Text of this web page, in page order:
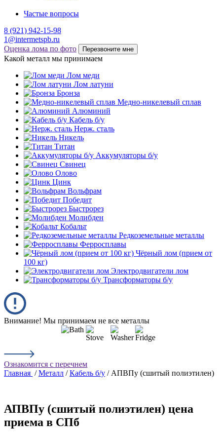
Частые вопросы
8 (921) 942-15-98
1@intermetspb.ru
Оценка лома по фото
Перезвоните мне
Какой металл мы принимаем
Лом меди
Лом латуни
Бронза
Медно-никелевый сплав
Алюминий
Кабель б/у
Нерж. сталь
Никель
Титан
Аккумуляторы б/у
Свинец
Олово
Цинк
Вольфрам
Победит
Быстрорез
Молибден
Кобальт
Редкоземельные металлы
Ферросплавы
Чёрный лом (прием от
100 кг)
Электродвигатели лом
Трансформаторы б/у
Внимание! Мы принимаем не все металлы
Ознакомится с перечнем
Главная /Металл /Кабель б/у / АПВПу (сшитый полиэтилен)
АПВПу (сшитый полиэтилен) цена
приема в СПб